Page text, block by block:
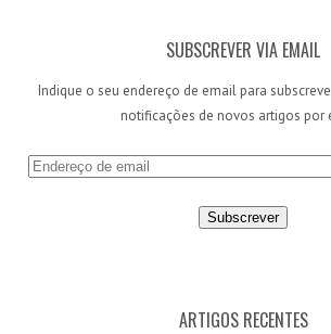
SUBSCREVER VIA EMAIL
Indique o seu endereço de email para
notificações de novos artigos por
E
ARTIGOS RECENTES